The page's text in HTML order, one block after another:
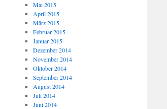
Mai 2015
April 2015
März 2015
Februar 2015
Januar 2015
Dezember 2014
November 2014
Oktober 2014
September 2014
August 2014
Juli 2014
Juni 2014